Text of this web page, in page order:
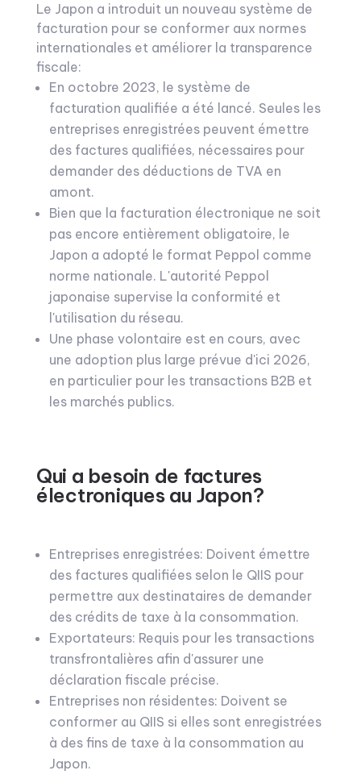
Le Japon a introduit un nouveau système de
facturation pour se conformer aux normes
internationales et améliorer la transparence
fiscale:
En octobre 2023, le système de
facturation qualifiée a été lancé. Seules les
entreprises enregistrées peuvent émettre
des factures qualifiées, nécessaires pour
demander des déductions de TVA en
amont.
Bien que la facturation électronique ne soit
pas encore entièrement obligatoire, le
Japon a adopté le format Peppol comme
norme nationale. L'autorité Peppol
japonaise supervise la conformité et
l'utilisation du réseau.
Une phase volontaire est en cours, avec
une adoption plus large prévue d'ici 2026,
en particulier pour les transactions B2B et
les marchés publics.
Qui a besoin de factures
électroniques au Japon?
Entreprises enregistrées: Doivent émettre
des factures qualifiées selon le QIIS pour
permettre aux destinataires de demander
des crédits de taxe à la consommation.
Exportateurs: Requis pour les transactions
transfrontalières afin d'assurer une
déclaration fiscale précise.
Entreprises non résidentes: Doivent se
conformer au QIIS si elles sont enregistrées
à des fins de taxe à la consommation au
Japon.